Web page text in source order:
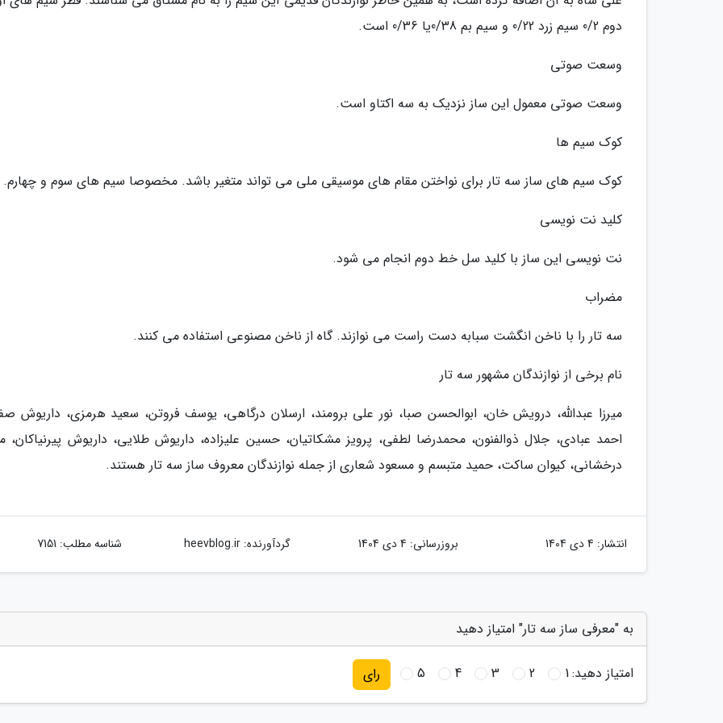
دوم 0/2 سیم زرد 0/22 و سیم بم 0/38یا 0/36 است.
وسعت صوتی
وسعت صوتی معمول این ساز نزدیک به سه اکتاو است.
کوک سیم ها
کوک سیم های ساز سه تار برای نواختن مقام های موسیقی ملی می تواند متغیر باشد. مخصوصا سیم های سوم و چهارم.
کلید نت نویسی
نت نویسی این ساز با کلید سل خط دوم انجام می شود.
مضراب
سه تار را با ناخن انگشت سبابه دست راست می نوازند. گاه از ناخن مصنوعی استفاده می کنند.
نام برخی از نوازندگان مشهور سه تار
میرزا عبدالله، درویش خان، ابوالحسن صبا، نور علی برومند، ارسلان درگاهی، یوسف فروتن، سعید هرمزی، داریوش
احمد عبادی، جلال ذوالفنون، محمدرضا لطفی، پرویز مشکاتیان، حسین علیزاده، داریوش طلایی، داریوش پیرنیاکان،
درخشانی، کیوان ساکت، حمید متبسم و مسعود شعاری از جمله نوازندگان معروف ساز سه تار هستند.
انتشار: 4 دی 1404 بروزرسانی: 4 دی 1404 گردآورنده:heevblog.ir شناسه مطلب: 7151
به "معرفی ساز سه تار" امتیاز دهید
امتیاز دهید:1
2
3
4
5 رای